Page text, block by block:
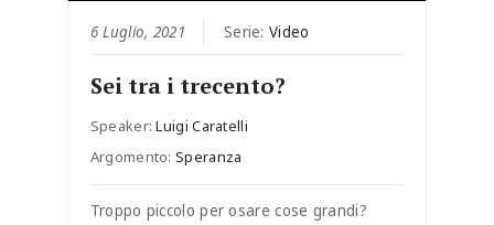
6 Luglio, 2021 Serie:Video
Sei tra i trecento?
Speaker:Luigi Caratelli
Argomento:Speranza
Troppo piccolo per osare cose grandi?